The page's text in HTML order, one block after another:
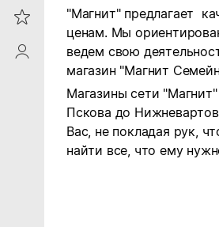
Reviews
ProfileSaby
"Магнит" предлагает
ценам. Мы
ведем свою
магазин "Магнит
Магазины сети
Пскова до
Вас, не покладая рук,
найти все, что ему